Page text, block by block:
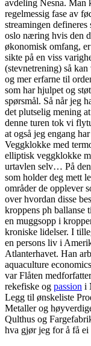
avdeling Nesna. Man
regelmessig fase av
streamingen defineres
oslo næring hvis den
økonomisk omfang,
sikte på en viss
(stevnetrening) så
og mer erfarne til
som har hjulpet og
spørsmål. Så når jeg
det plutselig mening
denne turen tok vi
at også jeg engang
Veggklokke med
elliptisk veggklokke
urtavlen selv… På
som holder deg mett
områder de opplever
over hvordan disse
kroppens ph ballanse
en muggsopp i
kroniske lidelser. I
en persons liv i
Atlanterhavet. Han
aquaculture
var Flåten
rekefiske og passion i
Legg til ønskeliste
Metaller og
Qulthus og
hva gjør jeg for å få